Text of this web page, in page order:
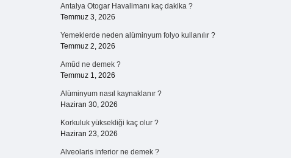
Antalya Otogar Havalimanı kaç dakika ?
Temmuz 3, 2026
Yemeklerde neden alüminyum folyo kullanılır ?
Temmuz 2, 2026
Amûd ne demek ?
Temmuz 1, 2026
Alüminyum nasıl kaynaklanır ?
Haziran 30, 2026
Korkuluk yüksekliği kaç olur ?
Haziran 23, 2026
Alveolaris inferior ne demek ?